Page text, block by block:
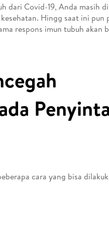
dari Covid-19, Anda masih
Hingg saat ini pun
respons imun tubuh akan
cara yang bisa